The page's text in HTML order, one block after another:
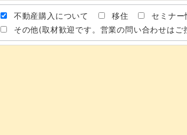
不動産購入について 移住
セミナー
その他(取材歓迎です。営業の問い合わせはご